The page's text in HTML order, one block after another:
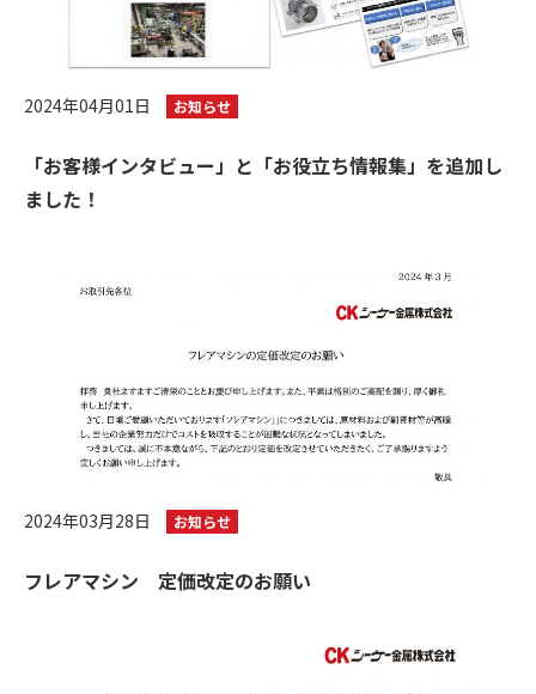
2024年04月01日 お知らせ
「お客様インタビュー」と「お役立ち情報集」を追加し
ました！
2024年03月28日 お知らせ
フレアマシン 定価改定のお願い